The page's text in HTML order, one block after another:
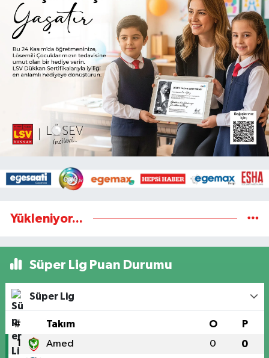
Yükleniyor...
Süper Lig Puan Durumu
Süper Lig
# Takım O P
1 Amed 0 0